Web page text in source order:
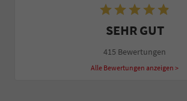
SEHR GUT
415 Bewertungen
Alle Bewertungen anzeigen >